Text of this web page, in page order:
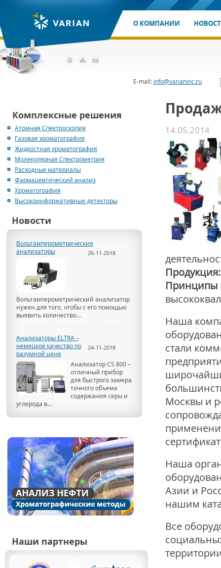
О КОМПАНИИ
E-mail: info@varianinc.ru
Комплексные решения
Атомная Спектроскопия
Газовая хроматография
Жидкостная хроматография
Молекулярная Спектрометрия
Расходные материалы
Фармацевтический анализ
Хроматография
Высокоинформативные детекторы
Новости
Вольтамперометрические
анализаторы
26-11-2018
Вольтамперометрический анализатор
нужен для того, чтобы с его помощью
выявить количество...
Анализаторы ELTRA –
немецкое качество по
разумной цене
24-11-2018
Анализатор CS 800 –
отличный прибор
для быстрого замера
точного объема
содержания серы и
углерода в...
Наши партнеры
14.05.2014
Продукция:
Принципы
Наша
стали
Москвы и
Наша
Азии и
нашим
Все